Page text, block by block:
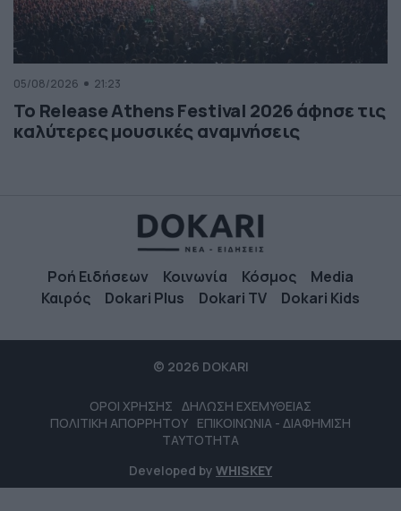
05/08/2026 21:23
Το Release Athens Festival 2026 άφησε τις
καλύτερες μουσικές αναμνήσεις
Ροή Ειδήσεων Κοινωνία Κόσμος
Media
Καιρός
Dokari Plus Dokari TV Dokari Kids
© 2026 DOKARI
ΟΡΟΙ ΧΡΗΣΗΣ ΔΗΛΩΣΗ ΕΧΕΜΥΘΕΙΑΣ
ΠΟΛΙΤΙΚΗ ΑΠΟΡΡΗΤΟΥ ΕΠΙΚΟΙΝΩΝΙΑ - ΔΙΑΦΗΜΙΣΗ
ΤΑΥΤΟΤΗΤΑ
Developed by WHISKEY